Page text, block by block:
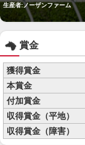
生産者:ノーザンファーム
賞金
獲得賞金
本賞金
付加賞金
収得賞金（平地）
収得賞金（障害）